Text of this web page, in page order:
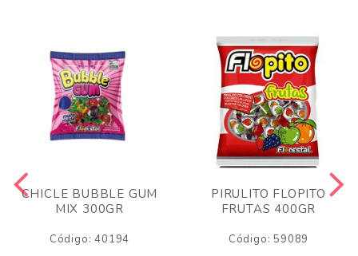
CHICLE BUBBLE GUM
MIX 300GR
Código: 40194
PIRULITO FLOPITO
FRUTAS 400GR
Código: 59089